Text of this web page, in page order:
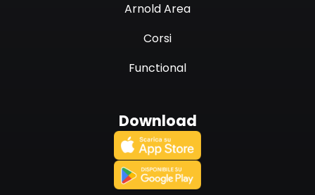
Arnold Area
Corsi
Functional
Download